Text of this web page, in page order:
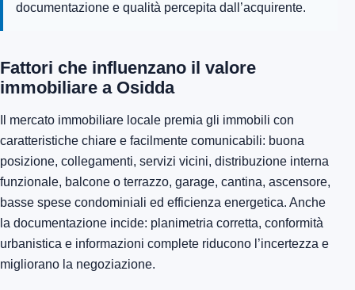
documentazione e qualità percepita dall’acquirente.
Fattori che influenzano il valore
immobiliare a Osidda
Il mercato immobiliare locale premia gli immobili con
caratteristiche chiare e facilmente comunicabili: buona
posizione, collegamenti, servizi vicini, distribuzione interna
funzionale, balcone o terrazzo, garage, cantina, ascensore,
basse spese condominiali ed efficienza energetica. Anche
la documentazione incide: planimetria corretta, conformità
urbanistica e informazioni complete riducono l’incertezza e
migliorano la negoziazione.